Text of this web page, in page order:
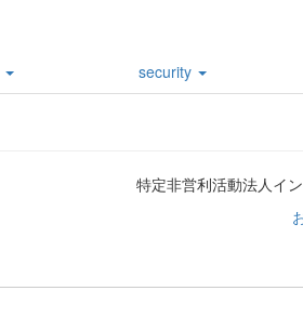
security
特定非営利活動法人イ